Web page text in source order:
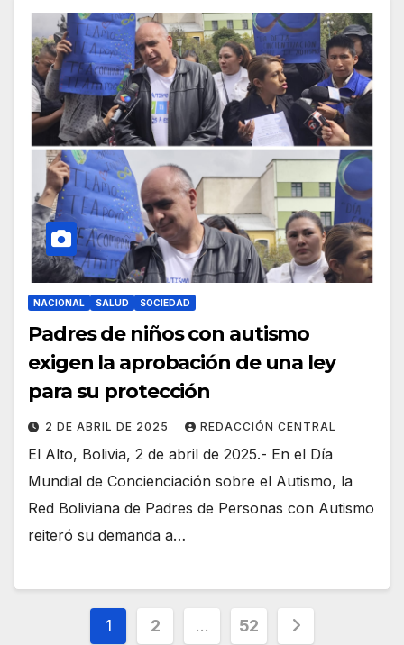
NACIONAL SALUD SOCIEDAD
Padres de niños con autismo
exigen la aprobación de una ley
para su protección
2 DE ABRIL DE 2025 REDACCIÓN CENTRAL
El Alto, Bolivia, 2 de abril de 2025.- En el Día
Mundial de Concienciación sobre el Autismo, la
Red Boliviana de Padres de Personas con Autismo
reiteró su demanda a…
Paginación
1 2 … 52